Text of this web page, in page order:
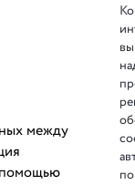
между
помощью